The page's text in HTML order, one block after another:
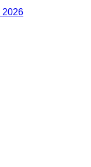
2026